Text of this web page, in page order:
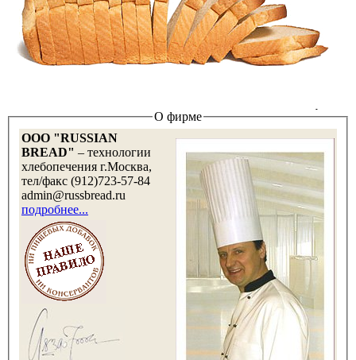
О фирме
OOO "RUSSIAN
BREAD" – технологии
хлебопечения г.Москва,
тел/факс (912)723-57-84
admin@russbread.ru
подробнее...